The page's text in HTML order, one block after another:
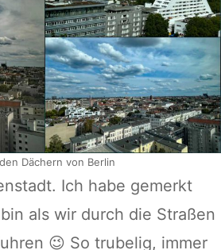
Dächern von Berlin
Ich habe gemerkt
als wir durch die Straßen
😉 So trubelig, immer